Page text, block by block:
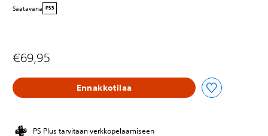
Saatavana PS5
€69,95
Ennakkotilaa
PS Plus tarvitaan verkkopelaamiseen